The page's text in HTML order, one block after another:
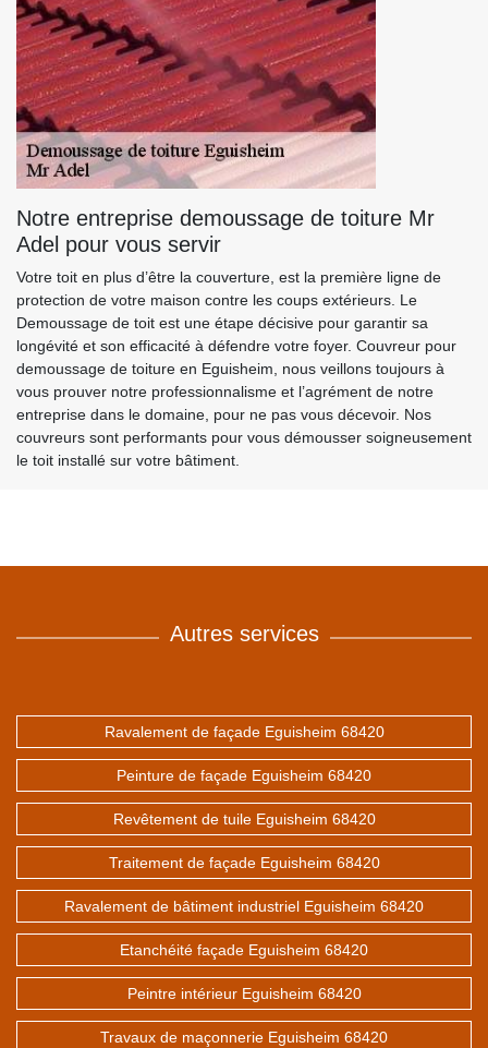
Notre entreprise demoussage de toiture Mr
Adel pour vous servir
Votre toit en plus d’être la couverture, est la première ligne de
protection de votre maison contre les coups extérieurs. Le
Demoussage de toit est une étape décisive pour garantir sa
longévité et son efficacité à défendre votre foyer. Couvreur pour
demoussage de toiture en Eguisheim, nous veillons toujours à
vous prouver notre professionnalisme et l’agrément de notre
entreprise dans le domaine, pour ne pas vous décevoir. Nos
couvreurs sont performants pour vous démousser soigneusement
le toit installé sur votre bâtiment.
Autres services
Ravalement de façade Eguisheim 68420
Peinture de façade Eguisheim 68420
Revêtement de tuile Eguisheim 68420
Traitement de façade Eguisheim 68420
Ravalement de bâtiment industriel Eguisheim 68420
Etanchéité façade Eguisheim 68420
Peintre intérieur Eguisheim 68420
Travaux de maçonnerie Eguisheim 68420